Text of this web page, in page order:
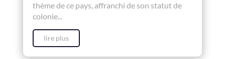
thème de ce pays, affranchi de son statut de
colonie...
lire plus